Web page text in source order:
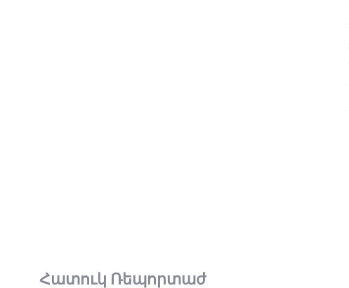
Հատուկ Ռեպորտաժ